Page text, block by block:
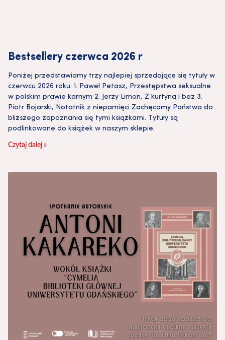
Bestsellery czerwca 2026 r
Poniżej przedstawiamy trzy najlepiej sprzedające się tytuły w
czerwcu 2026 roku. 1. Paweł Petasz, Przestępstwa seksualne
w polskim prawie karnym 2. Jerzy Limon, Z kurtyną i bez 3.
Piotr Bojarski, Notatnik z niepamięci Zachęcamy Państwa do
bliższego zapoznania się tymi książkami. Tytuły są
podlinkowane do książek w naszym sklepie.
Czytaj dalej »